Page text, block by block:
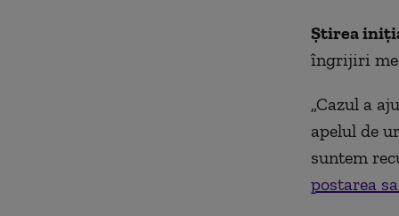
Știrea
îngrijiri
„Cazul a
apelul de
suntem
postarea